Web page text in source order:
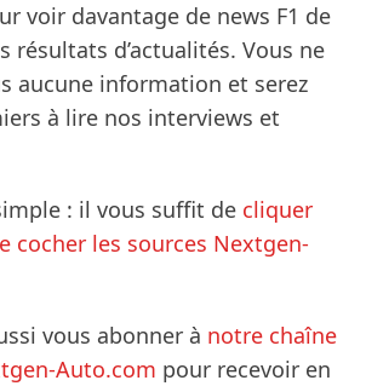
voir davantage de news F1 de
résultats d’actualités. Vous ne
aucune information et serez
à lire nos interviews et
: il vous suffit de cliquer
cocher les sources Nextgen-
vous abonner à notre chaîne
Auto.com pour recevoir en